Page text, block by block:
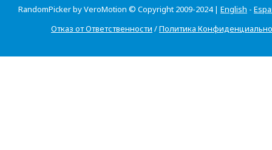
RandomPicker by VeroMotion © Copyright 2009-2024 | English -
Отказ от Ответственности /Политика